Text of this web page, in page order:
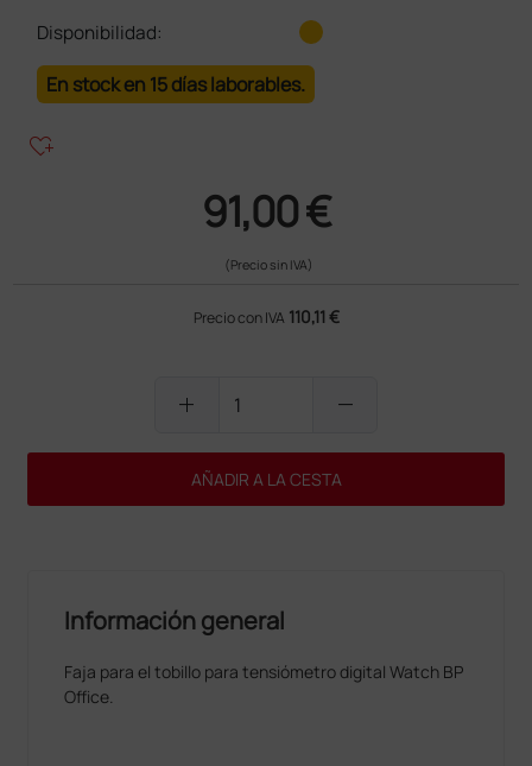
Disponibilidad:
En stock en 15 días laborables.
heart_plus
91,00 €
(Precio sin IVA)
Precio con IVA 110,11 €
add remove
AÑADIR A LA CESTA
Información general
Faja para el tobillo para tensiómetro digital Watch BP
Office.